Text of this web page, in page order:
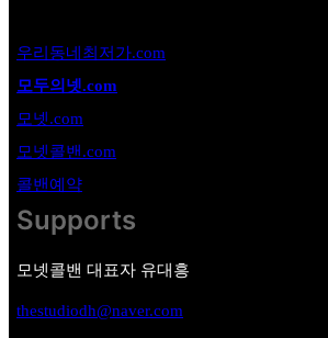
우리동네최저가.com
모두의넷.com
모넷.com
모넷콜밴.com
콜밴예약
Supports
모넷콜밴 대표자 유대흥
thestudiodh@naver.com